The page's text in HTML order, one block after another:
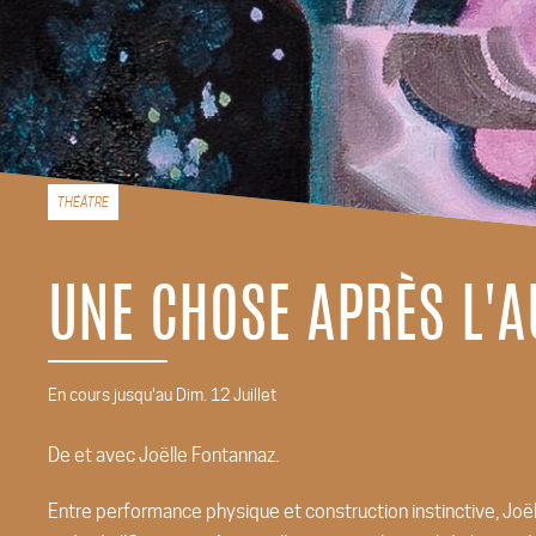
THÉÂTRE
UNE CHOSE APRÈS
En cours jusqu'au Dim. 12 Juillet
De et avec Joëlle Fontannaz.
Entre performance physique et construction instinctive,